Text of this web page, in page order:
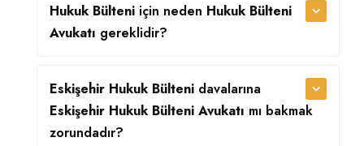
Hukuk Bülteni için neden Hukuk Bülteni
Avukatı gereklidir?
Eskişehir Hukuk Bülteni davalarına
Eskişehir Hukuk Bülteni Avukatı mı bakmak
zorundadır?